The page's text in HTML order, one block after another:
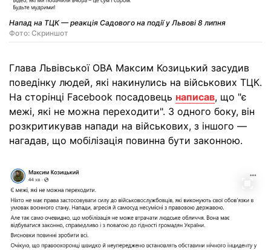
Напад на ТЦК — реакція Садового на події у Львові 8 липня
Фото: Скриншот
Глава Львівської ОВА Максим Козицький засудив
поведінку людей, які накинулись на військових ТЦК.
На сторінці Facebook посадовець написав, що "є
межі, які не можна переходити". З одного боку, він
розкритикував напади на військових, з іншого —
нагадав, що мобілізація повинна бути законною.